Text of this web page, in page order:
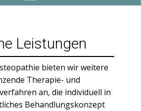
Leistungen
bieten wir weitere
Therapie- und
an, die individuell in
Behandlungskonzept